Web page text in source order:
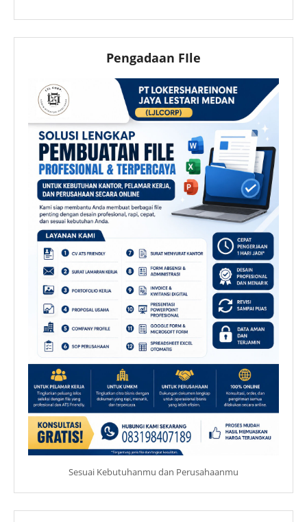
Pengadaan FIle
Sesuai Kebutuhanmu dan Perusahaanmu